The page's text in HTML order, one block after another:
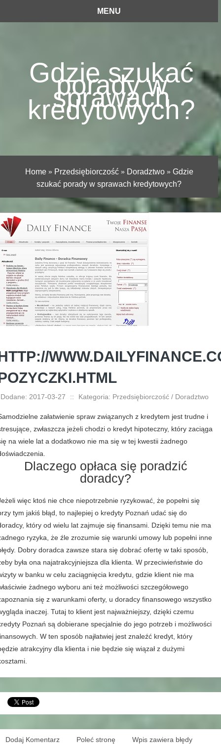
MENU
Gdzie szukać
porady w
sprawach
kredytowych?
Home» Przedsiębiorczość» Doradztwo» Gdzie
szukać porady w sprawach kredytowych?
Dodane: 2017-03-27 :: Kategoria: Przedsiębiorczość / Doradztwo
załatwienie spraw związanych z kredytem jest trudne i
zwłaszcza jeżeli chodzi o kredyt hipoteczny, który zaciąga
na wiele lat a dodatkowo nie ma się w tej kwestii żadnego
Dlaczego opłaca się poradzić
doradcy?
więc ktoś nie chce niepotrzebnie ryzykować, że popełni się
tym jakiś błąd, to najlepiej o kredyty Poznań udać się do
który od wielu lat zajmuje się finansami. Dzięki temu nie ma
ryzyka, że źle zrozumie się warunki umowy lub popełni inne
Dobry doradca zawsze stara się dobrać ofertę w taki sposób,
była ona najatrakcyjniejsza dla klienta. W przeciwieństwie do
w banku w celu zaciągnięcia kredytu, gdzie klient nie ma
żadnego wyboru ani też możliwości szczegółowego
się z warunkami oferty, u doradcy finansowego wszystko
inaczej. Tutaj to klient jest najważniejszy, dzięki czemu
Poznań są dobierane specjalnie do jego potrzeb i możliwości
W ten sposób najłatwiej jest znaleźć kredyt, który
atrakcyjny dla klienta i nie będzie się wiązał z dużymi
Dodaj Komentarz Poleć stronę Wpis zawiera błędy